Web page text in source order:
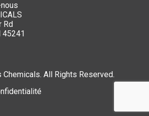
Rd
45241
All Rights Reserved.